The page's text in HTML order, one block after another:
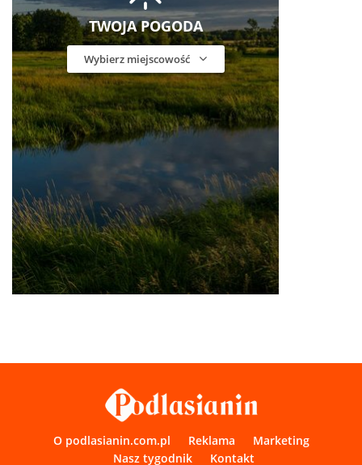
TWOJA POGODA
Wybierz miejscowość
O podlasianin.com.pl Reklama
Marketing
Nasz tygodnik
Kontakt